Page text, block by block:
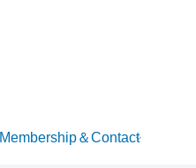
Membership＆Contact